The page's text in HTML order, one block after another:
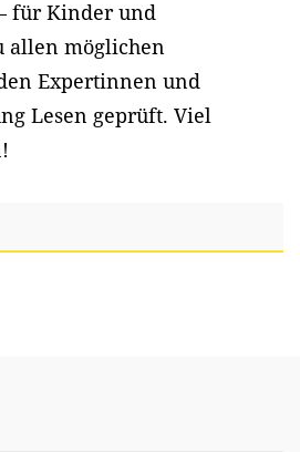
für Kinder und
allen möglichen
Expertinnen und
Lesen geprüft. Viel